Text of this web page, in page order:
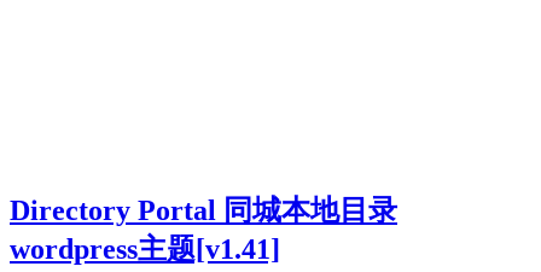
Directory Portal 同城本地目录
wordpress主题[v1.41]